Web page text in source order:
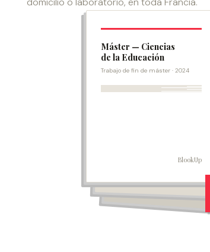
Máster — Ciencias
de la Educación
Trabajo de fin de máster · 2024
BlookUp